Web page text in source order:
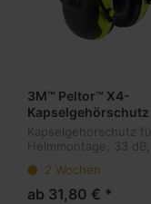
3M™ Peltor™ X4-
Kapselgehörschutz
Helmmontage
Kapselgehörschutz
Helmmontage, 33 dB,
2 Wochen
ab 31,80 € *